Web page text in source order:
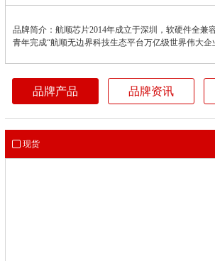
品牌简介：航顺芯片2014年成立于深圳，软硬件全
青年完成“航顺无边界科技生态平台万亿级世界伟大企
品牌产品 品牌资讯
现货